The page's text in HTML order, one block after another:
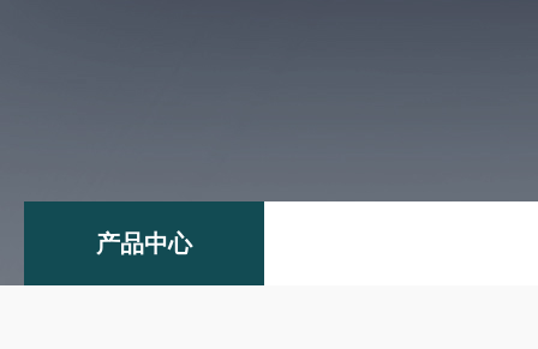
产品中心